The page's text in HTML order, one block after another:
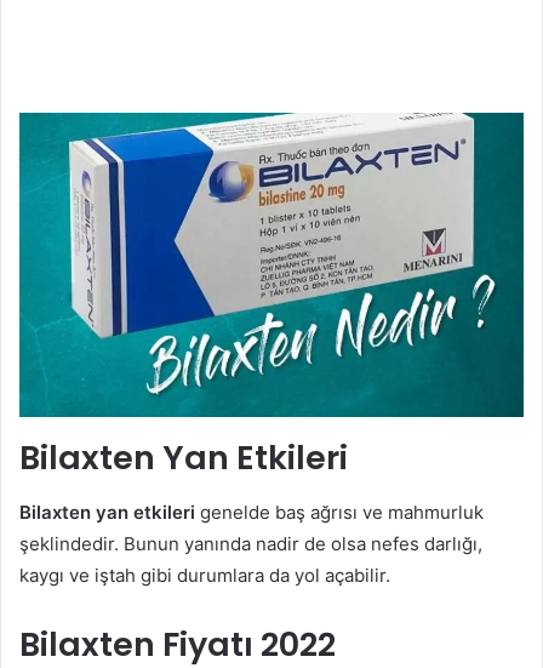
Bilaxten Yan Etkileri
Bilaxten yan etkileri genelde baş ağrısı ve mahmurluk
şeklindedir. Bunun yanında nadir de olsa nefes darlığı,
kaygı ve iştah gibi durumlara da yol açabilir.
Bilaxten Fiyatı 2022